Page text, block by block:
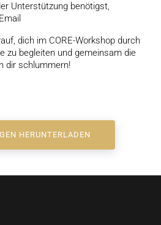
Unterstützung benötigst,
dich im CORE-Workshop durch
zu begleiten und gemeinsam die
dir schlummern!
HERUNTERLADEN